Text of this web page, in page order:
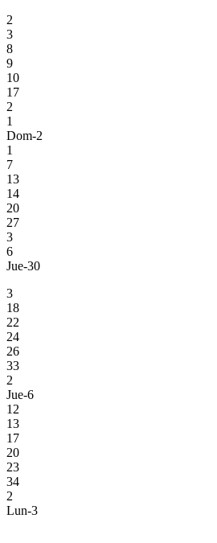
2
3
8
9
10
17
2
1
Dom-2
1
7
13
14
20
27
3
6
Jue-30
3
18
22
24
26
33
2
Jue-6
12
13
17
20
23
34
2
Lun-3